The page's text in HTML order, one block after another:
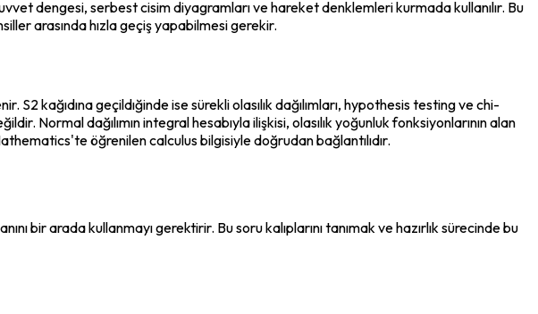
dengesi, serbest cisim diyagramları ve hareket denklemleri kurmada kullanılır. Bu
arasında hızla geçiş yapabilmesi gerekir.
kağıdına geçildığinde ise sürekli olasılık dağılımları, hypothesis testing ve chi-
Normal dağılımın integral hesabıyla ilişkisi, olasılık yoğunluk fonksiyonlarının alan
öğrenilen calculus bilgisiyle doğrudan bağlantılıdır.
bir arada kullanmayı gerektirir. Bu soru kalıplarını tanımak ve hazırlık sürecinde bu